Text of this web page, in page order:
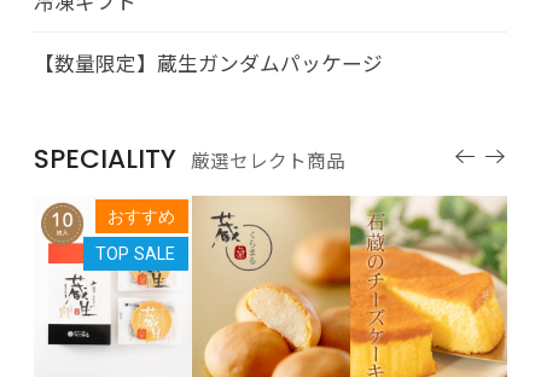
【数量限定】蔵生ガンダムパッケージ
SPECIALITY 厳選セレクト商品
おすすめ
TOP SALE